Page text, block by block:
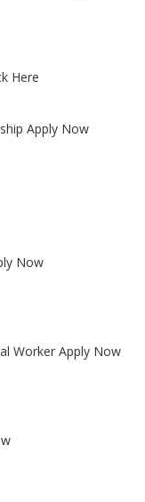
Here
Apply Now
Now
Worker Apply Now